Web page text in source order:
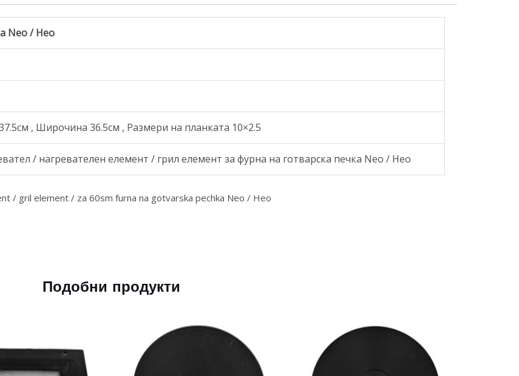
Neo / Нео
, Широчина 36.5см , Размери на планката 10×2.5
/ нагревателен елемент / грил елемент за фурна на готварска печка Neo / Нео
/ gril element / za 60sm furna na gotvarska pechka Neo / Нео
Подобни продукти